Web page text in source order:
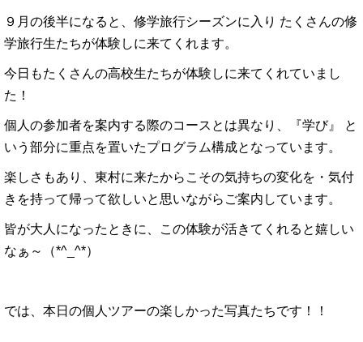
９月の後半になると、修学旅行シーズンに入り たくさんの修
学旅行生たちが体験しに来てくれます。
今日もたくさんの高校生たちが体験しに来てくれていまし
た！
個人の参加者を案内する際のコースとは異なり、『学び』 と
いう部分に重点を置いたプログラム構成となっています。
楽しさもあり、東村に来たからこその気持ちの変化を・気付
きを持って帰って欲しいと思いながらご案内しています。
皆が大人になったときに、この体験が活きてくれると嬉しい
なぁ～（*^_^*）
では、本日の個人ツアーの楽しかった写真たちです！！